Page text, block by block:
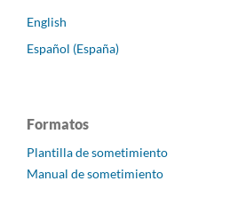
English
Español (España)
Formatos
Plantilla de sometimiento
Manual de sometimiento